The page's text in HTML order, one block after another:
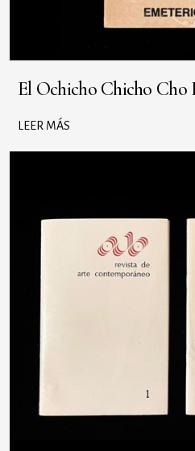
El Ochicho Chicho Cho
LEER MÁS